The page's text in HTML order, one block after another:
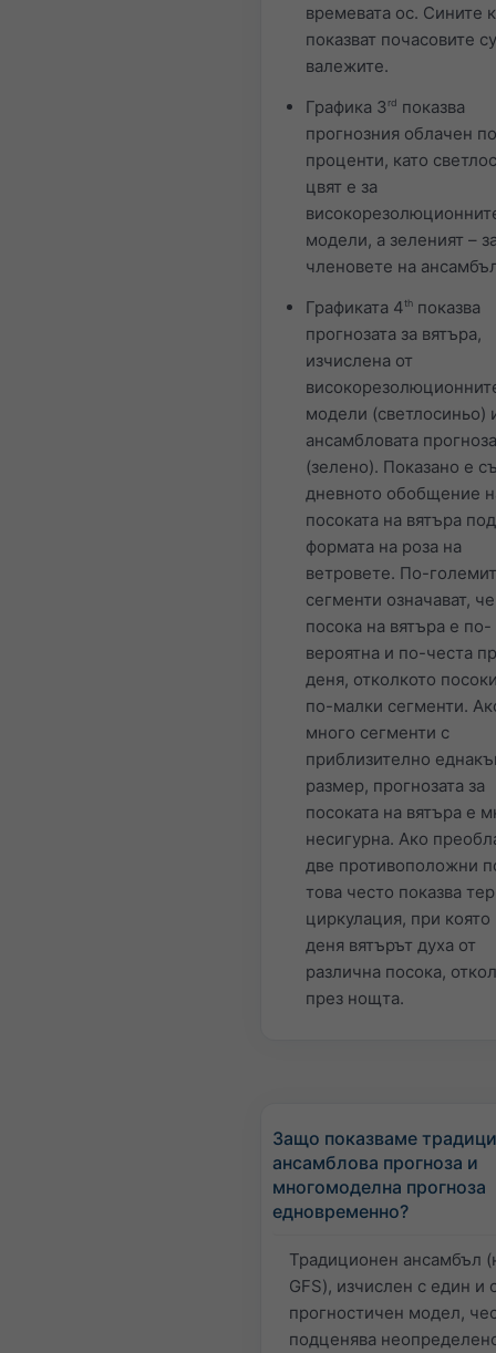
времевата ос. Сините
показват почасовите
валежите.
Графика 3rd показва
прогнозния облачен
проценти, като
цвят е за
модели, а зеленият –
членовете на
Графиката 4th показва
прогнозата за вятъра,
изчислена от
модели (светлосиньо)
ансамбловата прогноза
(зелено). Показано е
дневното обобщение
посоката на вятъра под
формата на роза на
ветровете. По-
сегменти означават,
посока на вятъра е по-
вероятна и по-честа
деня, отколкото
по-малки сегменти.
много сегменти с
приблизително
размер, прогнозата за
посоката на вятъра е
несигурна. Ако
две противоположни
това често показва
циркулация, при която
деня вятърът духа от
различна посока,
през нощта.
Защо показваме
ансамблова прогноза и
многомоделна прогноза
едновременно?
Традиционен ансамбъл
GFS), изчислен с един и
прогностичен модел,
подценява